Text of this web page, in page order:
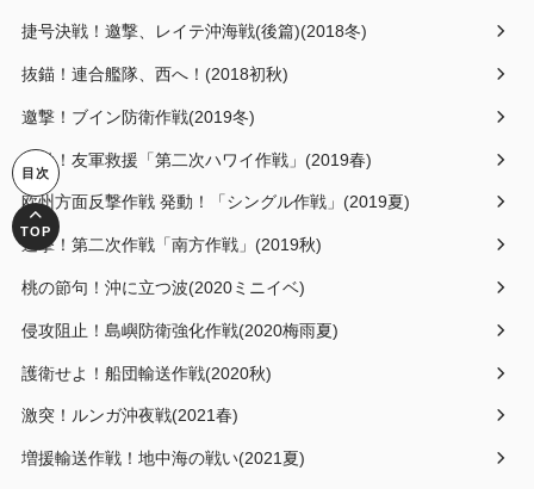
捷号決戦！邀撃、レイテ沖海戦(後篇)(2018冬)
抜錨！連合艦隊、西へ！(2018初秋)
邀撃！ブイン防衛作戦(2019冬)
発動！友軍救援「第二次ハワイ作戦」(2019春)
欧州方面反撃作戦 発動！「シングル作戦」(2019夏)
進撃！第二次作戦「南方作戦」(2019秋)
桃の節句！沖に立つ波(2020ミニイベ)
侵攻阻止！島嶼防衛強化作戦(2020梅雨夏)
護衛せよ！船団輸送作戦(2020秋)
激突！ルンガ沖夜戦(2021春)
増援輸送作戦！地中海の戦い(2021夏)